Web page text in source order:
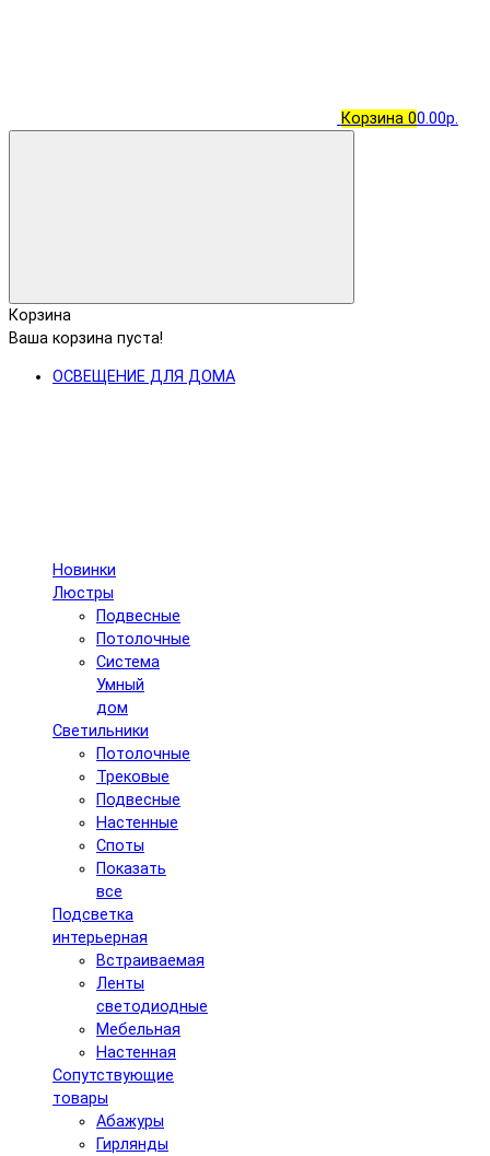
Корзина 00.00р.
Корзина
Ваша корзина пуста!
ОСВЕЩЕНИЕ ДЛЯ ДОМА
Новинки
Люстры
Подвесные
Потолочные
Система
Умный
дом
Светильники
Потолочные
Трековые
Подвесные
Настенные
Споты
Показать
все
Подсветка
интерьерная
Встраиваемая
Ленты
светодиодные
Мебельная
Настенная
Сопутствующие
товары
Абажуры
Гирлянды